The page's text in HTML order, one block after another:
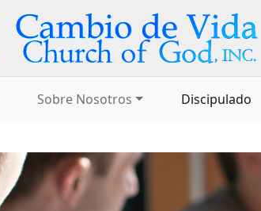
Sobre Nosotros Discipulado